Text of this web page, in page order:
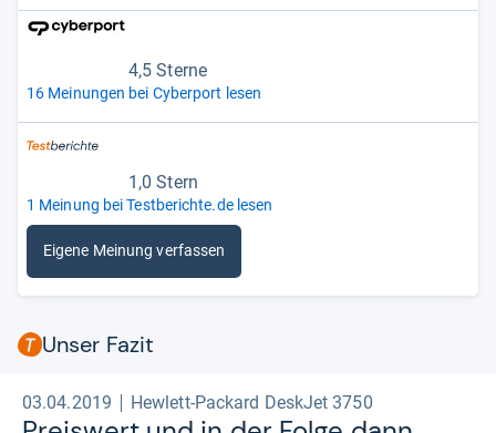
4,5 Sterne
16 Meinungen bei Cyberport lesen
1,0 Stern
1 Meinung bei Testberichte.de lesen
Eigene Meinung verfassen
Unser Fazit
03.04.2019 Hewlett-Packard DeskJet 3750